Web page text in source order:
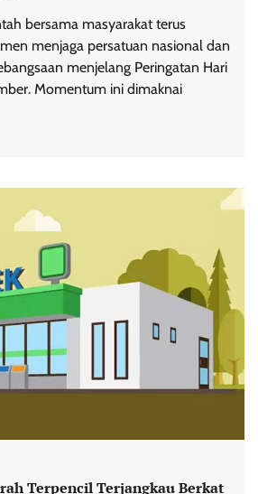
bersama masyarakat terus
menjaga persatuan nasional dan
menjelang Peringatan Hari
Momentum ini dimaknai
Terpencil Terjangkau Berkat